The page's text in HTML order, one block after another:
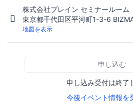
株式会社ブレイン セミナールーム
東京都千代田区平河町1-3-6
地図を表示
申し込む
申し込み受付は終了
今後イベント情報を